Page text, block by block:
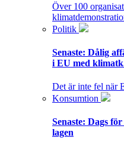
Över 100
Politik
Senaste: Dålig
i EU med
Det är inte fel när
Konsumtion
Senaste: Dags
lagen